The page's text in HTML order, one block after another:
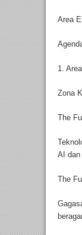
Area
1.
Zona
The
AI dan
The